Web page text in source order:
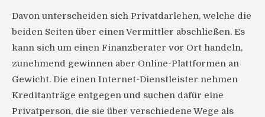
Davon unterscheiden sich Privatdarlehen, welche die
beiden Seiten über einen Vermittler abschließen. Es
kann sich um einen Finanzberater vor Ort handeln,
zunehmend gewinnen aber Online-Plattformen an
Gewicht. Die einen Internet-Dienstleister nehmen
Kreditanträge entgegen und suchen dafür eine
Privatperson, die sie über verschiedene Wege als